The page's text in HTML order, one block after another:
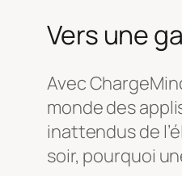
Vers une
Avec
monde des
inattendus de
soir, pourquoi